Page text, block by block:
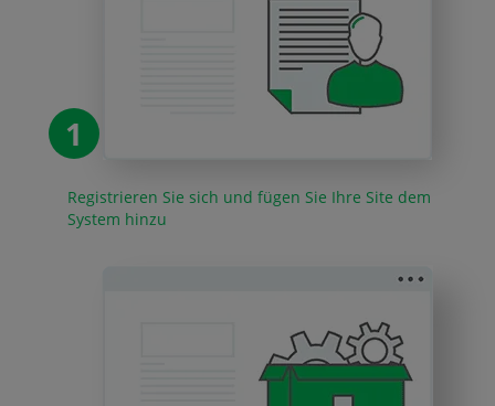
1
Registrieren Sie sich und fügen Sie Ihre Site dem
System hinzu